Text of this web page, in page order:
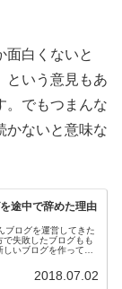
面白くないと
という意見もあ
。でもつまんな
かないと意味な
途中で辞めた理由
ブログを運営してきた
失敗したブログもも
いブログを作って月
2018.07.02